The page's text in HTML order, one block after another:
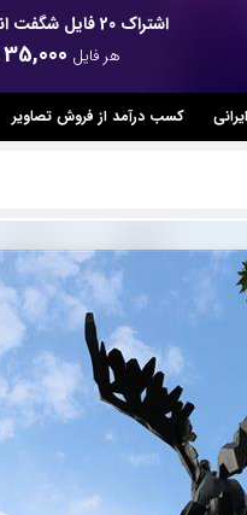
اشتراک 20 فایل شگفت انگیز اقتصادی
هر فایل 35,000
کسب درآمد از فروش تصاویر